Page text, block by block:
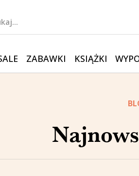
ZABAWKI KSIĄŻKI